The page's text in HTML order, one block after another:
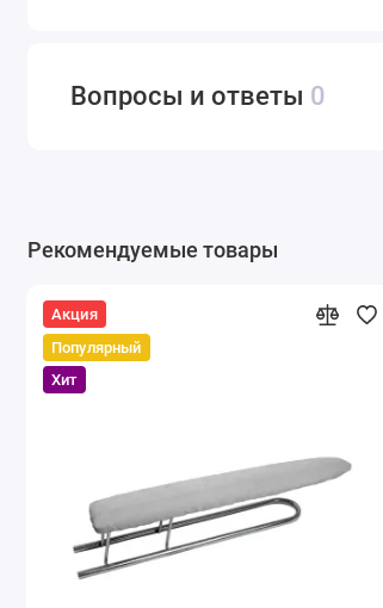
Вопросы и ответы 0
Рекомендуемые товары
Акция
Популярный
Хит